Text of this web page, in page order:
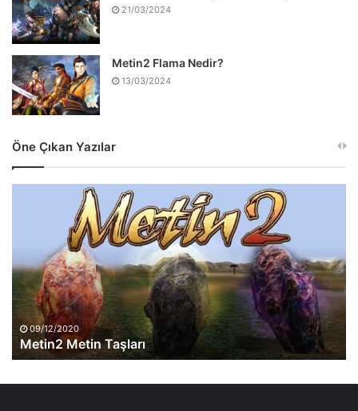
21/03/2024
Metin2 Flama Nedir?
13/03/2024
Öne Çıkan Yazılar
09/12/2020
Metin2 Metin Taşları